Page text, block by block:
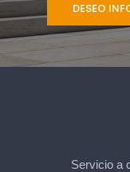
DESEO
Servicio a